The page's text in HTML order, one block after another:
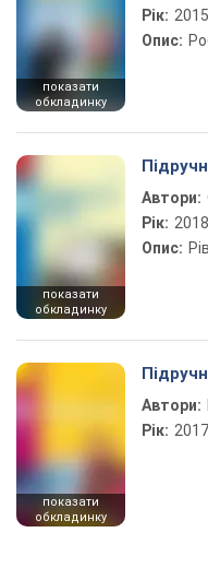
показати
обкладинку
Рік: 2015
Опис:
показати
обкладинку
Автори:
Рік: 2018
Опис:
показати
обкладинку
Автори:
Рік: 2017